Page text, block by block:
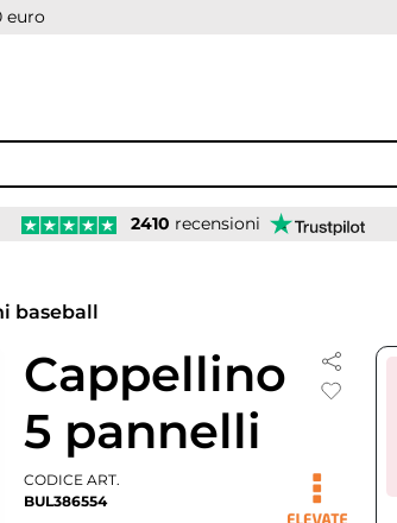
euro
2410 recensioni
baseball
Cappellino
5 pannelli
CODICE ART.
BUL386554